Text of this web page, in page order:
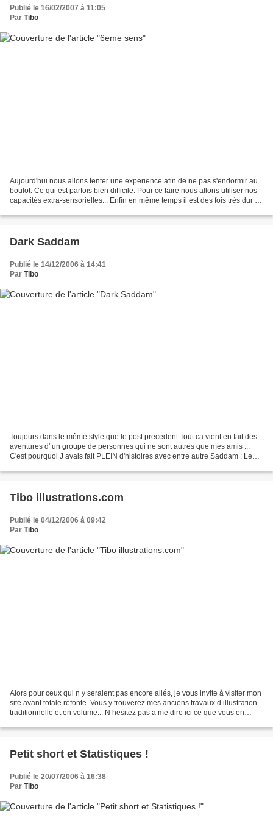
Publié le 16/02/2007 à 11:05
Par Tibo
Aujourd'hui nous allons tenter une experience afin de ne pas s'endormir au
boulot. Ce qui est parfois bien difficile. Pour ce faire nous allons utiliser nos
capacités extra-sensorielles... Enfin en même temps il est des fois très dur de
Dark Saddam
Publié le 14/12/2006 à 14:41
Par Tibo
Toujours dans le même style que le post precedent Tout ca vient en fait des
aventures d' un groupe de personnes qui ne sont autres que mes amis ...
C'est pourquoi J avais fait PLEIN d'histoires avec entre autre Saddam : Le
Tibo illustrations.com
Publié le 04/12/2006 à 09:42
Par Tibo
Alors pour ceux qui n y seraient pas encore allés, je vous invite à visiter mon
site avant totale refonte. Vous y trouverez mes anciens travaux d illustration
traditionnelle et en volume... N hesitez pas a me dire ici ce que vous en
Petit short et Statistiques !
Publié le 20/07/2006 à 16:38
Par Tibo